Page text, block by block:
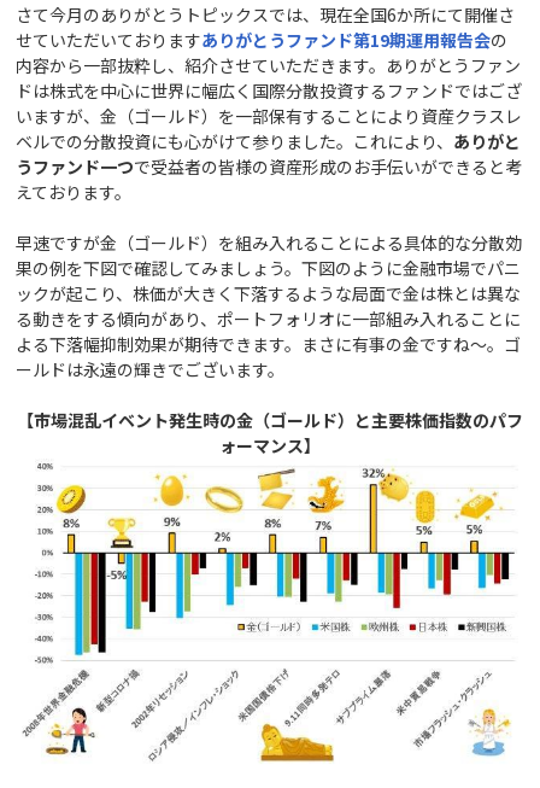
さて今月のありがとうトピックスでは、現在全国6か所にて開催さ
せていただいておりますありがとうファンド第19期運用報告会の
内容から一部抜粋し、紹介させていただきます。ありがとうファン
ドは株式を中心に世界に幅広く国際分散投資するファンドではござ
いますが、金（ゴールド）を一部保有することにより資産クラスレ
ベルでの分散投資にも心がけて参りました。これにより、 ありがと
うファンド一つで受益者の皆様の資産形成のお手伝いができると考
えております。
早速ですが金（ゴールド）を組み入れることによる具体的な分散効
果の例を下図で確認してみましょう。下図のように金融市場でパニ
ックが起こり、株価が大きく下落するような局面で金は株とは異な
る動きをする傾向があり、ポートフォリオに一部組み入れることに
よる下落幅抑制効果が期待できます。まさに有事の金ですね～。ゴ
ールドは永遠の輝きでございます。
【市場混乱イベント発生時の金（ゴールド）と主要株価指数のパフ
ォーマンス】